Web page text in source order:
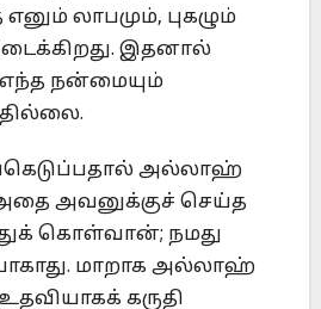
லாபமும், புகழும்
இதனால்
நன்மையும்
அல்லாஹ்
அவனுக்குச் செய்த
கொள்வான்; நமது
மாறாக அல்லாஹ்
கருதி